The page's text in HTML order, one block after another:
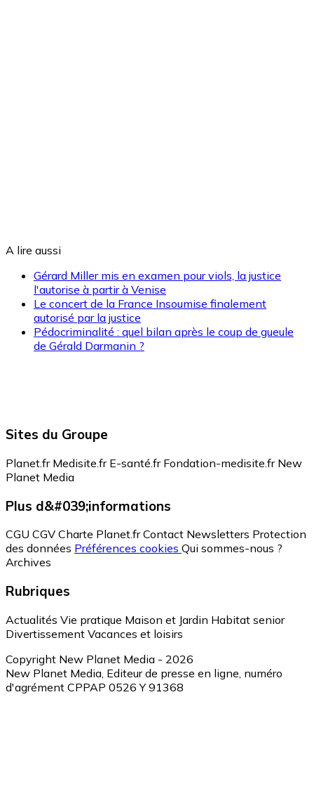
A lire aussi
Gérard Miller mis en examen pour viols, la justice
l'autorise à partir à Venise
Le concert de la France Insoumise finalement
autorisé par la justice
Pédocriminalité : quel bilan après le coup de gueule
de Gérald Darmanin ?
Sites du Groupe
Planet.fr Medisite.fr E-santé.fr Fondation-medisite.fr New
Planet Media
Plus d&#039;informations
CGU CGV Charte Planet.fr Contact Newsletters Protection
des données Préférences cookies Qui sommes-nous ?
Archives
Rubriques
Actualités Vie pratique Maison et Jardin Habitat senior
Divertissement Vacances et loisirs
Copyright New Planet Media - 2026
New Planet Media, Editeur de presse en ligne, numéro
d'agrément CPPAP 0526 Y 91368